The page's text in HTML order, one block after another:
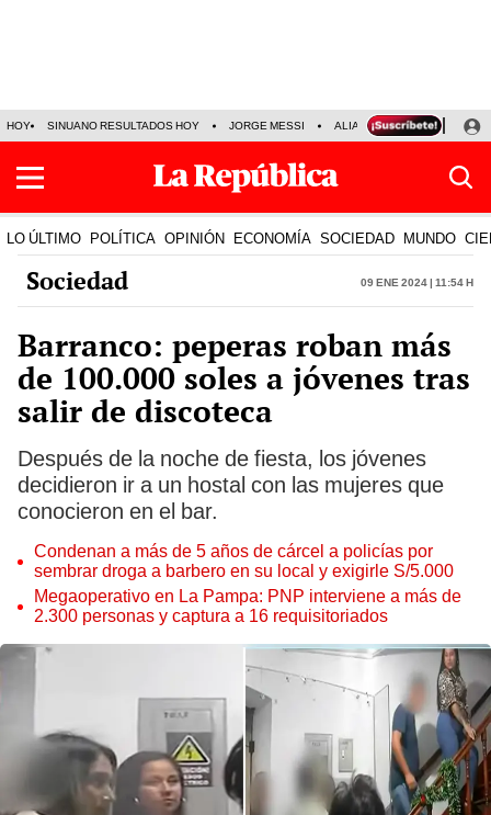
HOY SINUANO RESULTADOS HOY JORGE MESSI ALIANZA LIMA VS SPORT
LO ÚLTIMO POLÍTICA OPINIÓN ECONOMÍA SOCIEDAD MUNDO
Sociedad 09 Ene 2024 | 11:54 h
Barranco: peperas roban más
de 100.000 soles a jóvenes tras
salir de discoteca
Después de la noche de fiesta, los jóvenes
decidieron ir a un hostal con las mujeres que
conocieron en el bar.
Condenan a más de 5 años de cárcel a policías por
sembrar droga a barbero en su local y exigirle S/5.000
Megaoperativo en La Pampa: PNP interviene a más de
2.300 personas y captura a 16 requisitoriados